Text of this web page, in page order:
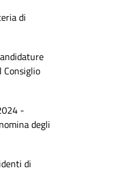
di
Consiglio
-
degli
di